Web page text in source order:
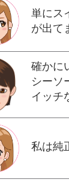
単にス
が出て
確かに
シーソ
イッチ
私は純